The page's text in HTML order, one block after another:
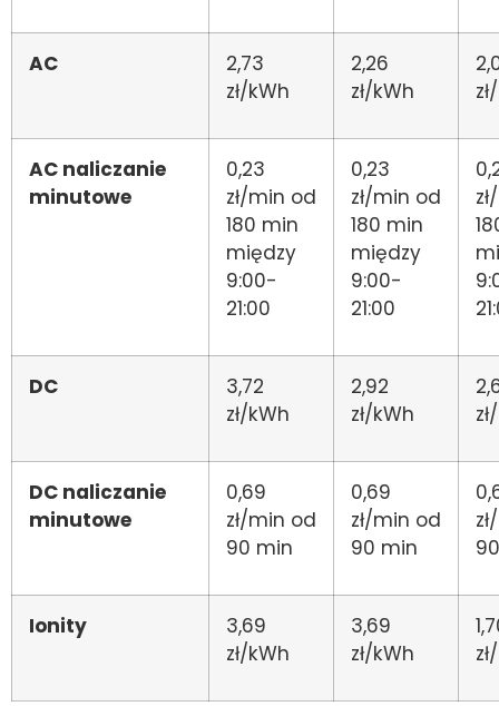
AC
2,73
zł/kWh
2,26
zł/kWh
AC naliczanie
minutowe
0,23
zł/min od
180 min
między
9:00-
21:00
0,23
zł/min od
180 min
między
9:00-
21:00
DC
3,72
zł/kWh
2,92
zł/kWh
DC naliczanie
minutowe
0,69
zł/min od
90 min
0,69
zł/min od
90 min
Ionity
3,69
zł/kWh
3,69
zł/kWh